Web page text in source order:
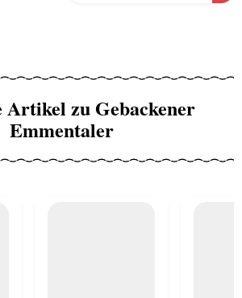
Artikel zu Gebackener
Emmentaler